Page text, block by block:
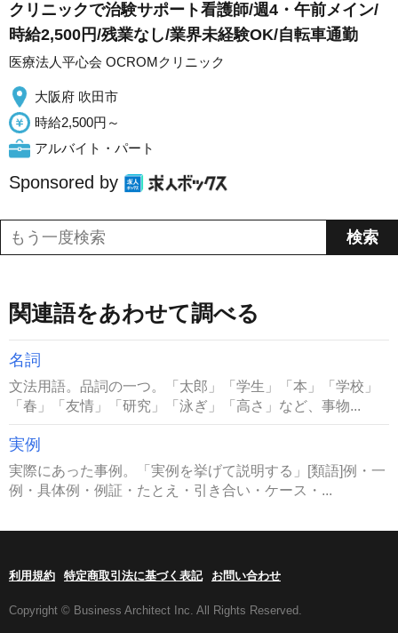
クリニックで治験サポート看護師/週4・午前メイン/
時給2,500円/残業なし/業界未経験OK/自転車通勤
医療法人平心会 OCROMクリニック
大阪府 吹田市
時給2,500円～
アルバイト・パート
Sponsored by
関連語をあわせて調べる
名詞
文法用語。品詞の一つ。「太郎」「学生」「本」「学校」
「春」「友情」「研究」「泳ぎ」「高さ」など、事物...
実例
実際にあった事例。「実例を挙げて説明する」[類語]例・一
例・具体例・例証・たとえ・引き合い・ケース・...
利用規約 特定商取引法に基づく表記 お問い合わせ
Copyright © Business Architect Inc. All Rights Reserved.